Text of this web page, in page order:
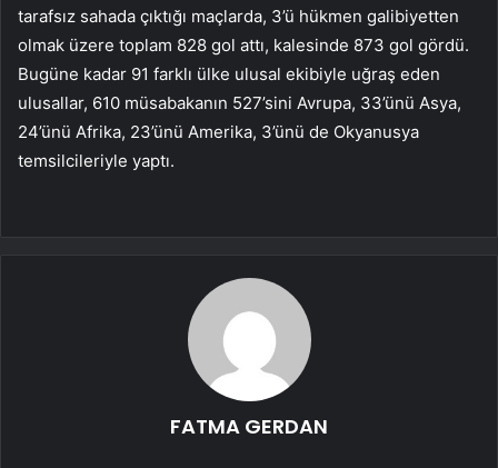
tarafsız sahada çıktığı maçlarda, 3’ü hükmen galibiyetten
olmak üzere toplam 828 gol attı, kalesinde 873 gol gördü.
Bugüne kadar 91 farklı ülke ulusal ekibiyle uğraş eden
ulusallar, 610 müsabakanın 527’sini Avrupa, 33’ünü Asya,
24’ünü Afrika, 23’ünü Amerika, 3’ünü de Okyanusya
temsilcileriyle yaptı.
FATMA GERDAN